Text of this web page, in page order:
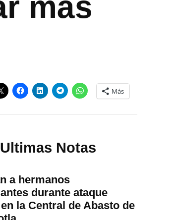
Más
Ultimas Notas
a hermanos
durante ataque
la Central de Abasto de